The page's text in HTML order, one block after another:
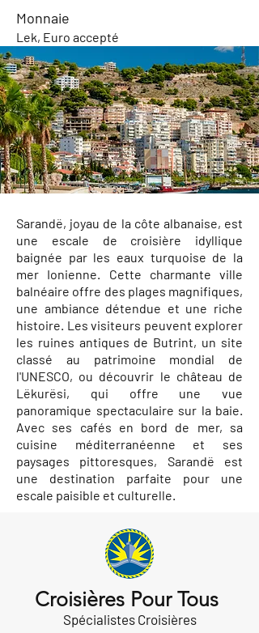
Monnaie
Lek, Euro accepté
Sarandë, joyau de la côte albanaise, est
une escale de croisière idyllique
baignée par les eaux turquoise de la
mer Ionienne. Cette charmante ville
balnéaire offre des plages magnifiques,
une ambiance détendue et une riche
histoire. Les visiteurs peuvent explorer
les ruines antiques de Butrint, un site
classé au patrimoine mondial de
l'UNESCO, ou découvrir le château de
Lëkurësi, qui offre une vue
panoramique spectaculaire sur la baie.
Avec ses cafés en bord de mer, sa
cuisine méditerranéenne et ses
paysages pittoresques, Sarandë est
une destination parfaite pour une
escale paisible et culturelle.
Croisières Pour Tous
Spécialistes Croisières